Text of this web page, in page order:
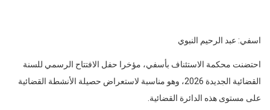
القضائية الجديدة 2026، وهو مناسبة لاستعراض حصيلة الأنشطة القضائية
على مستوى هذه الدائرة القضائية.